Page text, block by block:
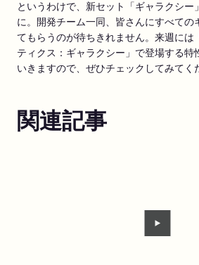
というわけで、新セット「ギャラクシー
に。開発チーム一同、皆さんにすべての
てもらうのが待ちきれません。来週には
ティクス：ギャラクシー」で登場する特
いきますので、ぜひチェックしてみてく
関連記事